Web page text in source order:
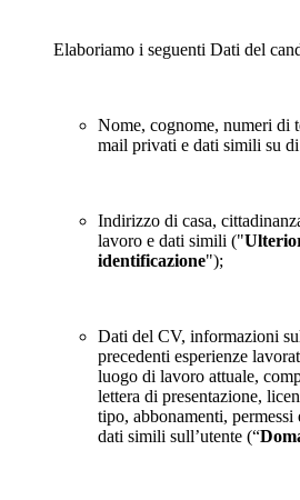
Elaboriamo i seguenti Dati del
Nome, cognome, numeri di
mail privati e dati simili su
Indirizzo di casa,
lavoro e dati simili ("
identificazione");
Dati del CV, informazioni
precedenti esperienze
luogo di lavoro attuale,
lettera di presentazione,
tipo, abbonamenti,
dati simili sull’utente (“